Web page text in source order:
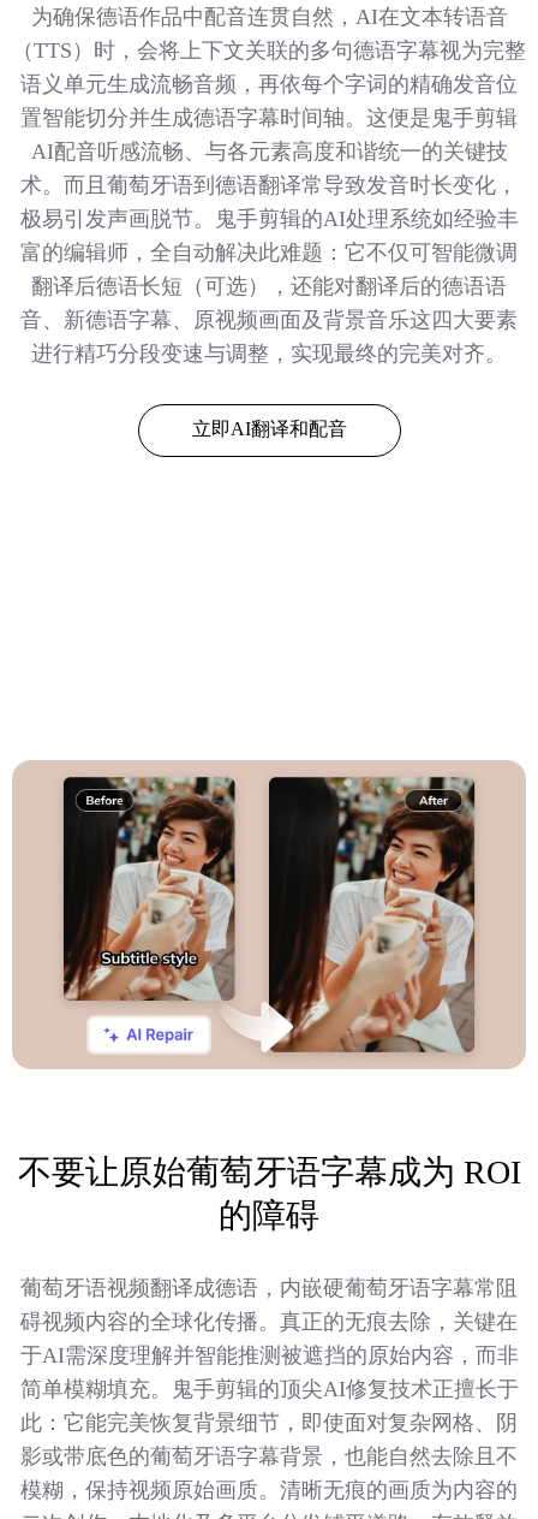
为确保德语作品中配音连贯自然，AI在文本转语音
（TTS）时，会将上下文关联的多句德语字幕视为完整
语义单元生成流畅音频，再依每个字词的精确发音位
置智能切分并生成德语字幕时间轴。这便是鬼手剪辑
AI配音听感流畅、与各元素高度和谐统一的关键技
术。而且葡萄牙语到德语翻译常导致发音时长变化，
极易引发声画脱节。鬼手剪辑的AI处理系统如经验丰
富的编辑师，全自动解决此难题：它不仅可智能微调
翻译后德语长短（可选），还能对翻译后的德语语
音、新德语字幕、原视频画面及背景音乐这四大要素
进行精巧分段变速与调整，实现最终的完美对齐。
立即AI翻译和配音
不要让原始葡萄牙语字幕成为 ROI
的障碍
葡萄牙语视频翻译成德语，内嵌硬葡萄牙语字幕常阻
碍视频内容的全球化传播。真正的无痕去除，关键在
于AI需深度理解并智能推测被遮挡的原始内容，而非
简单模糊填充。鬼手剪辑的顶尖AI修复技术正擅长于
此：它能完美恢复背景细节，即使面对复杂网格、阴
影或带底色的葡萄牙语字幕背景，也能自然去除且不
模糊，保持视频原始画质。清晰无痕的画质为内容的